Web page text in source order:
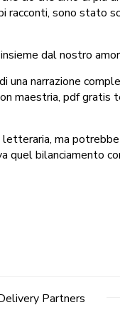
racconti, sono stato
dal nostro
narrazione
maestria, pdf gratis
ma
quel bilanciamento
Partners